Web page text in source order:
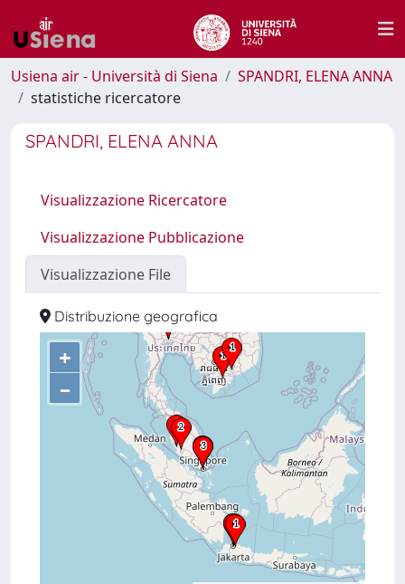
Usiena air - Università di Siena
SPANDRI, ELENA ANNA
statistiche ricercatore
SPANDRI, ELENA ANNA
Visualizzazione Ricercatore
Visualizzazione Pubblicazione
Visualizzazione File
Distribuzione geografica
+
–